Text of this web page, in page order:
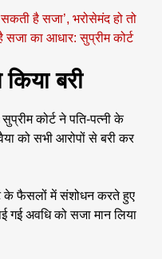
है सजा’, भरोसेमंद हो तो
सजा का आधार: सुप्रीम कोर्ट
बरी
कोर्ट ने पति-पत्नी के
को सभी आरोपों से बरी कर
के फैसलों में संशोधन करते हुए
गई अवधि को सजा मान लिया